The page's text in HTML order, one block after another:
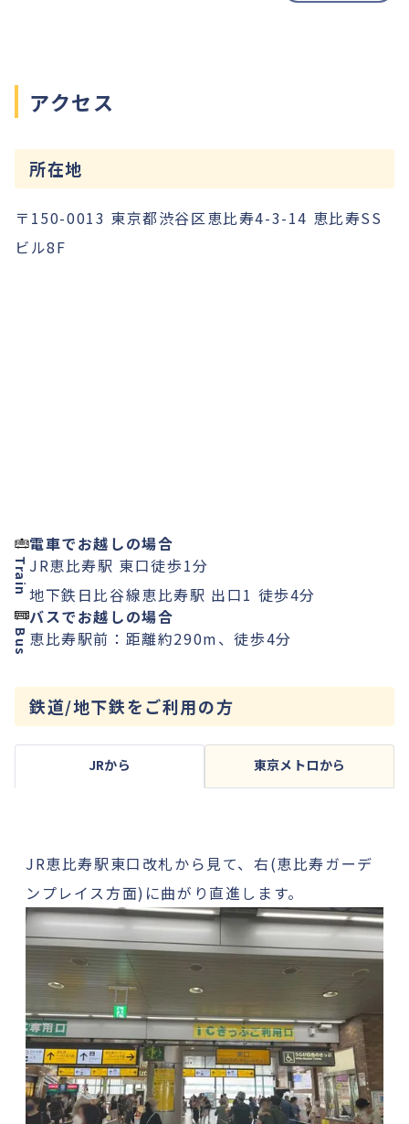
アクセス
所在地
〒150-0013 東京都渋谷区恵比寿4-3-14 恵比寿SS
ビル8F
Train
電車でお越しの場合
JR恵比寿駅 東口徒歩1分
地下鉄日比谷線恵比寿駅 出口1 徒歩4分
Bus
バスでお越しの場合
恵比寿駅前：距離約290m、徒歩4分
鉄道/地下鉄をご利用の方
JRから 東京メトロから
JR恵比寿駅東口改札から見て、右(恵比寿ガーデ
ンプレイス方面)に曲がり直進します。